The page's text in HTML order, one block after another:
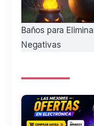
Baños para
Negativas